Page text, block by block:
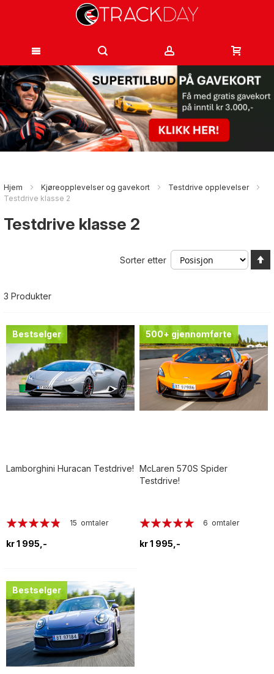
Hopp
til
innhold
Hjem Kjøreopplevelser og gavekort
Testdrive opplevelser
Testdrive klasse 2
Testdrive klasse 2
3 Produkter
Sorter etter
Bestselger
Lamborghini Huracan Testdrive!
Rating:
15 omtaler
kr 1 995,-
500+ gjennomførte
McLaren 570S Spider
Testdrive!
Rating:
6 omtaler
kr 1 995,-
Bestselger